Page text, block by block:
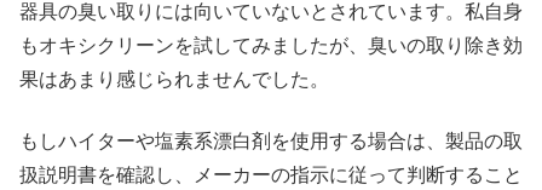
器具の臭い取りには向いていないとされています。私自身
もオキシクリーンを試してみましたが、臭いの取り除き効
果はあまり感じられませんでした。
もしハイターや塩素系漂白剤を使用する場合は、製品の取
扱説明書を確認し、メーカーの指示に従って判断すること